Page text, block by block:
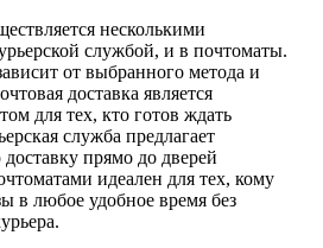
несколькими
службой, и в почтоматы.
от выбранного метода и
доставка является
для тех, кто готов ждать
служба предлагает
прямо до дверей
идеален для тех, кому
в любое удобное время без